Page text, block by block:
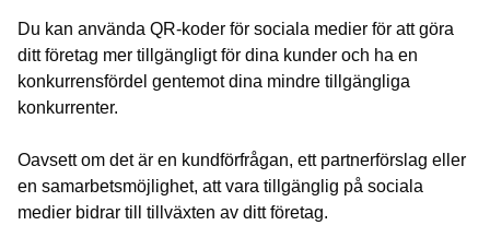
Du kan använda QR-koder för sociala medier för att göra
ditt företag mer tillgängligt för dina kunder och ha en
konkurrensfördel gentemot dina mindre tillgängliga
konkurrenter.
Oavsett om det är en kundförfrågan, ett partnerförslag eller
en samarbetsmöjlighet, att vara tillgänglig på sociala
medier bidrar till tillväxten av ditt företag.